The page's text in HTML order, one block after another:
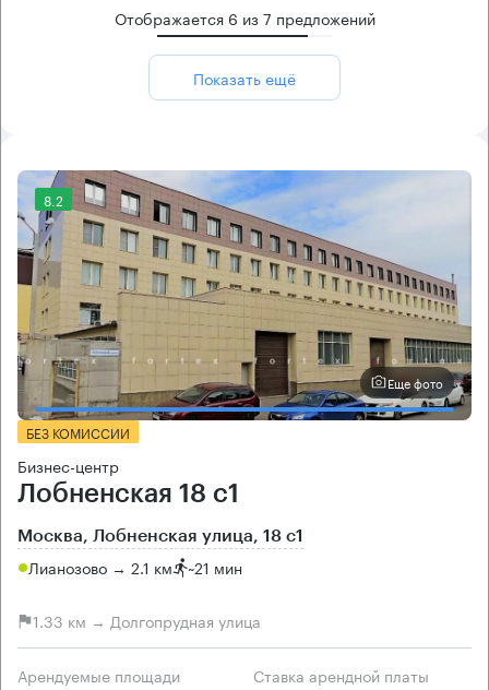
Отображается 6 из7 предложений
Показать ещё
8.2
Еще фото
БЕЗ КОМИССИИ
Бизнес-центр
Лобненская 18 с1
Москва, Лобненская улица, 18 с1
Лианозово → 2.1 км ~21 мин
1.33 км → Долгопрудная улица
Арендуемые площади Ставка арендной платы